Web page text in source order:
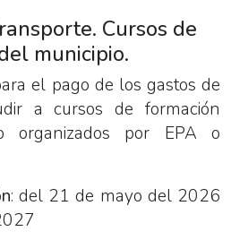
Cursos de
municipio.
el pago de los gastos de
a cursos de formación
organizados por EPA o
: del 21 de mayo del 2026